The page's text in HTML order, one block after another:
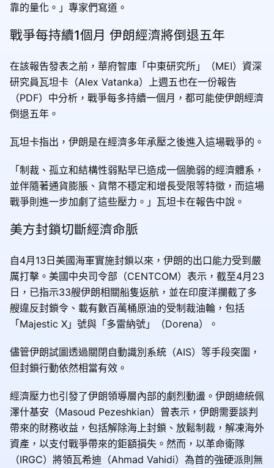
靠的量化。」專家們寫道。
戰爭每持續1個月 伊朗經濟將倒退五年
在該報告發表之前，華府智庫「中東研究所」（MEI）資深
研究員瓦坦卡（Alex Vatanka）上週五也在一份報告
（PDF）中分析，戰爭每多持續一個月，都可能使伊朗經濟
倒退五年。
瓦坦卡指出，伊朗是在經濟多年承壓之後進入這場戰爭的。
「制裁、孤立和結構性弱點早已造成一個脆弱的經濟體系，
並伴隨著通貨膨脹、貨幣不穩定和增長受限等特徵，而這場
戰爭則進一步加劇了這些壓力。」瓦坦卡在報告中說。
美方封鎖切斷經濟命脈
自4月13日美國海軍實施封鎖以來，伊朗的出口能力受到嚴
厲打擊。美國中央司令部（CENTCOM）表示，截至4月23
日，已指示33艘伊朗相關船隻返航，並在印度洋攔截了多
艘違反封鎖令、載有數百萬桶原油的受制裁油輪，包括
「Majestic X」號與「多雷納號」（Dorena）。
儘管伊朗試圖透過關閉自動識別系統（AIS）等手段突圍，
但封鎖行動依然相當有效。
經濟壓力也引發了伊朗領導層內部的劇烈動盪。伊朗總統佩
澤什基安（Masoud Pezeshkian）曾表示，伊朗需要談判
帶來的財務收益，包括解除海上封鎖、放鬆制裁，解凍海外
資產，以支付戰爭帶來的鉅額損失。然而，以革命衛隊
（IRGC）將領瓦希迪（Ahmad Vahidi）為首的強硬派則無